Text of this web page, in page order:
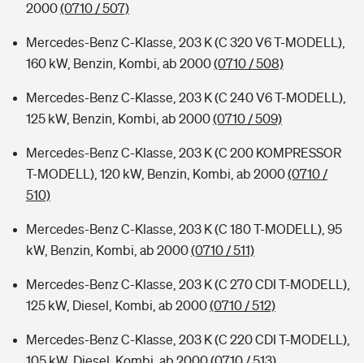
2000(0710 / 507)
Mercedes-Benz C-Klasse, 203 K (C 320 V6 T-MODELL),
160 kW, Benzin, Kombi, ab 2000(0710 / 508)
Mercedes-Benz C-Klasse, 203 K (C 240 V6 T-MODELL),
125 kW, Benzin, Kombi, ab 2000(0710 / 509)
Mercedes-Benz C-Klasse, 203 K (C 200 KOMPRESSOR
T-MODELL), 120 kW, Benzin, Kombi, ab 2000(0710 /
510)
Mercedes-Benz C-Klasse, 203 K (C 180 T-MODELL), 95
kW, Benzin, Kombi, ab 2000(0710 / 511)
Mercedes-Benz C-Klasse, 203 K (C 270 CDI T-MODELL),
125 kW, Diesel, Kombi, ab 2000(0710 / 512)
Mercedes-Benz C-Klasse, 203 K (C 220 CDI T-MODELL),